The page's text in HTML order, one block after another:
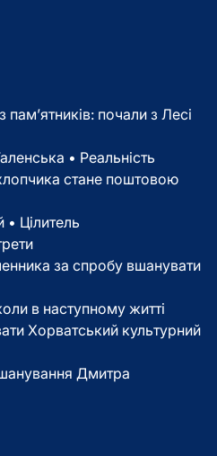
пам’ятників: почали з Лесі
• Реальність
стане поштовою
Цілитель
за спробу вшанувати
в наступному житті
Хорватський культурний
Дмитра